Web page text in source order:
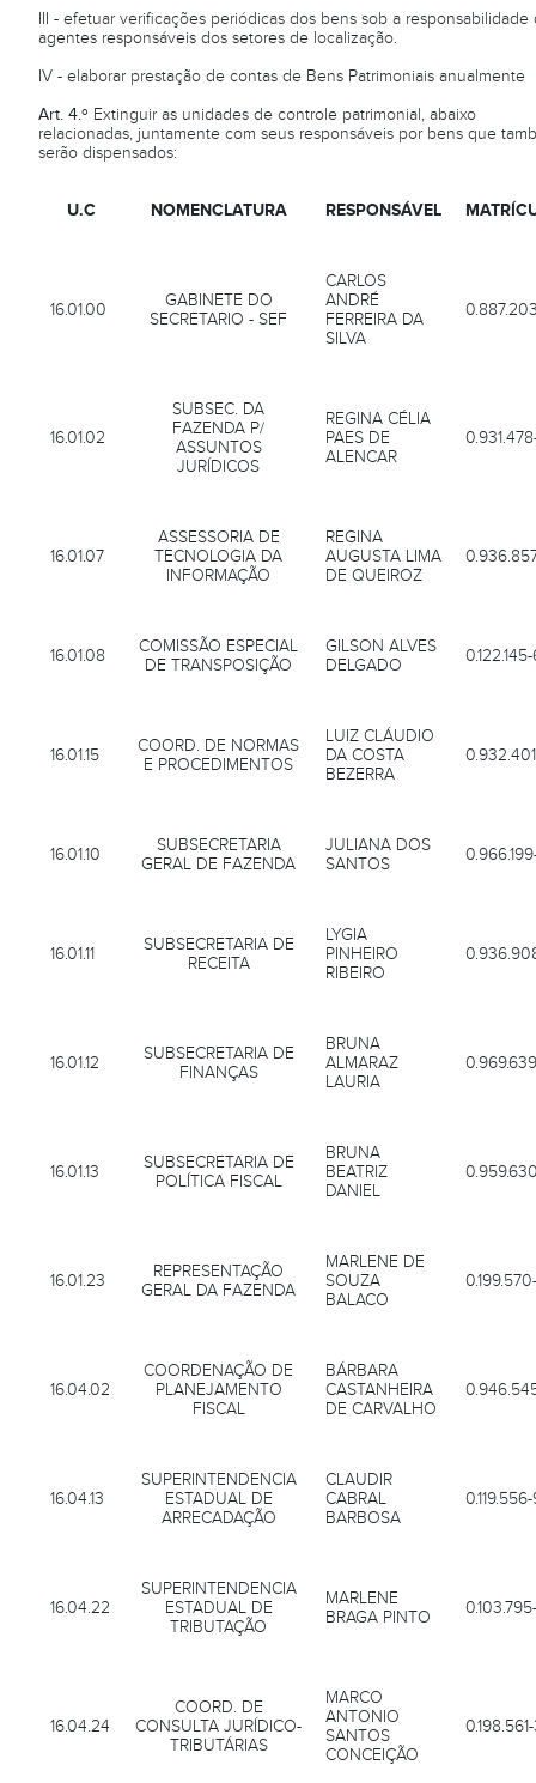
III - efetuar verificações periódicas dos bens sob a responsabilidade
agentes responsáveis dos setores de localização.
IV - elaborar prestação de contas de Bens Patrimoniais anualmente
Art. 4.º Extinguir as unidades de controle patrimonial, abaixo
relacionadas, juntamente com seus responsáveis por bens que
serão dispensados:
U.C NOMENCLATURA RESPONSÁVEL
16.01.00
GABINETE DO
SECRETARIO - SEF
CARLOS
ANDRÉ
FERREIRA DA
SILVA
16.01.02
SUBSEC. DA
FAZENDA P/
ASSUNTOS
JURÍDICOS
REGINA CÉLIA
PAES DE
ALENCAR
16.01.07
ASSESSORIA DE
TECNOLOGIA DA
INFORMAÇÃO
REGINA
AUGUSTA LIMA
DE QUEIROZ
16.01.08
COMISSÃO ESPECIAL
DE TRANSPOSIÇÃO
GILSON ALVES
DELGADO
16.01.15
COORD. DE NORMAS
E PROCEDIMENTOS
LUIZ CLÁUDIO
DA COSTA
BEZERRA
16.01.10
SUBSECRETARIA
GERAL DE FAZENDA
JULIANA DOS
SANTOS
16.01.11
SUBSECRETARIA DE
RECEITA
LYGIA
PINHEIRO
RIBEIRO
16.01.12
SUBSECRETARIA DE
FINANÇAS
BRUNA
ALMARAZ
LAURIA
16.01.13
SUBSECRETARIA DE
POLÍTICA FISCAL
BRUNA
BEATRIZ
DANIEL
16.01.23
REPRESENTAÇÃO
GERAL DA FAZENDA
MARLENE DE
SOUZA
BALACO
16.04.02
COORDENAÇÃO DE
PLANEJAMENTO
FISCAL
BÁRBARA
CASTANHEIRA
DE CARVALHO
16.04.13
SUPERINTENDENCIA
ESTADUAL DE
ARRECADAÇÃO
CLAUDIR
CABRAL
BARBOSA
16.04.22
SUPERINTENDENCIA
ESTADUAL DE
TRIBUTAÇÃO
MARLENE
BRAGA PINTO
16.04.24
COORD. DE
CONSULTA JURÍDICO-
TRIBUTÁRIAS
MARCO
ANTONIO
SANTOS
CONCEIÇÃO